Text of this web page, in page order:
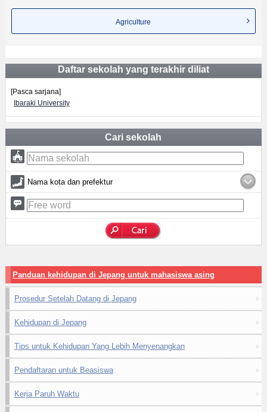
Agriculture
Daftar sekolah yang terakhir diliat
[Pasca sarjana]
Ibaraki University
Cari sekolah
Nama kota dan prefektur
Panduan kehidupan di Jepang untuk mahasiswa asing
Prosedur Setelah Datang di Jepang
Kehidupan di Jepang
Tips untuk Kehidupan Yang Lebih Menyenangkan
Pendaftaran untuk Beasiswa
Kerja Paruh Waktu